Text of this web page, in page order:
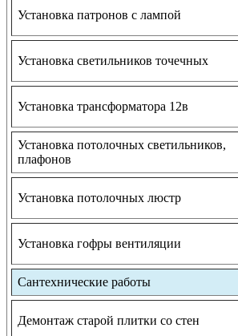
Установка патронов с лампой
Установка светильников точечных
Установка трансформатора 12в
Установка потолочных светильников,
плафонов
Установка потолочных люстр
Установка гофры вентиляции
Сантехнические работы
Демонтаж старой плитки со стен